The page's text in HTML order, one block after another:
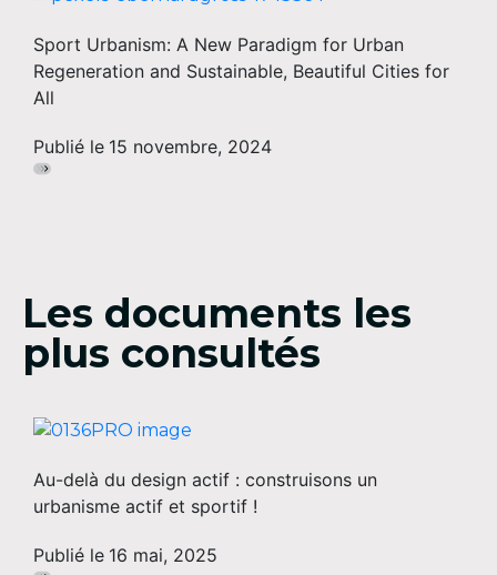
Sport Urbanism: A New Paradigm for Urban
Regeneration and Sustainable, Beautiful Cities for
All
Publié le 15 novembre, 2024
Les documents les
plus consultés
Au-delà du design actif : construisons un
urbanisme actif et sportif !
Publié le 16 mai, 2025